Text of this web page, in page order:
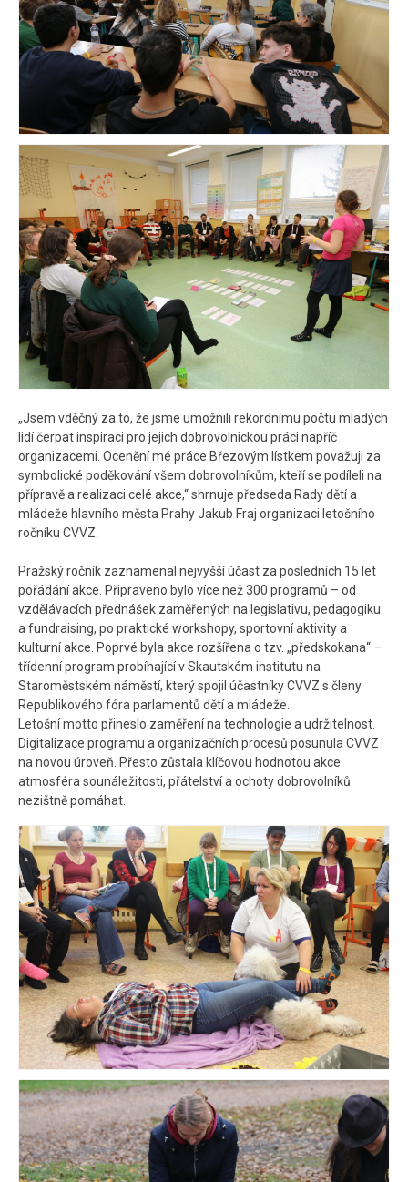
„Jsem vděčný za to, že jsme umožnili rekordnímu počtu mladých
lidí čerpat inspiraci pro jejich dobrovolnickou práci napříč
organizacemi. Ocenění mé práce Březovým lístkem považuji za
symbolické poděkování všem dobrovolníkům, kteří se podíleli na
přípravě a realizaci celé akce,“ shrnuje předseda Rady dětí a
mládeže hlavního města Prahy Jakub Fraj organizaci letošního
ročníku CVVZ.
Pražský ročník zaznamenal nejvyšší účast za posledních 15 let
pořádání akce. Připraveno bylo více než 300 programů – od
vzdělávacích přednášek zaměřených na legislativu, pedagogiku
a fundraising, po praktické workshopy, sportovní aktivity a
kulturní akce. Poprvé byla akce rozšířena o tzv. „předskokana“ –
třídenní program probíhající v Skautském institutu na
Staroměstském náměstí, který spojil účastníky CVVZ s členy
Republikového fóra parlamentů dětí a mládeže.
Letošní motto přineslo zaměření na technologie a udržitelnost.
Digitalizace programu a organizačních procesů posunula CVVZ
na novou úroveň. Přesto zůstala klíčovou hodnotou akce
atmosféra sounáležitosti, přátelství a ochoty dobrovolníků
nezištně pomáhat.